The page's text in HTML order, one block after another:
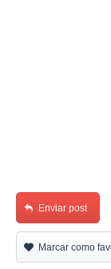
Enviar post
Marcar como